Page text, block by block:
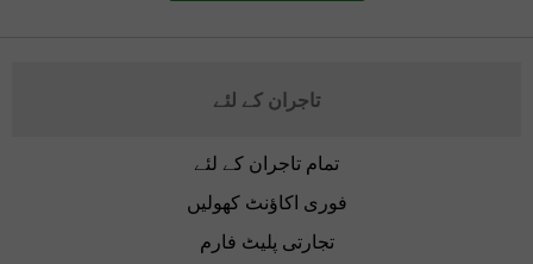
تاجران کے لئے
تمام تاجران کے لئے
فوری اکاؤنٹ کھولیں
تجارتی پلیٹ فارم